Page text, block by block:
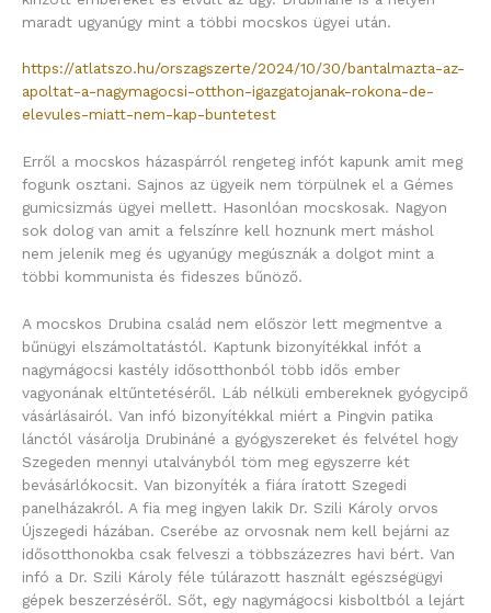
maradt ugyanúgy mint a többi mocskos ügyei után.
https://atlatszo.hu/orszagszerte/2024/10/30/bantalmazta-az-
apoltat-a-nagymagocsi-otthon-igazgatojanak-rokona-de-
elevules-miatt-nem-kap-buntetest
Erről a mocskos házaspárról rengeteg infót kapunk amit meg
fogunk osztani. Sajnos az ügyeik nem törpülnek el a Gémes
gumicsizmás ügyei mellett. Hasonlóan mocskosak. Nagyon
sok dolog van amit a felszínre kell hoznunk mert máshol
nem jelenik meg és ugyanúgy megúsznák a dolgot mint a
többi kommunista és fideszes bűnöző.
A mocskos Drubina család nem először lett megmentve a
bűnügyi elszámoltatástól. Kaptunk bizonyítékkal infót a
nagymágocsi kastély idősotthonból több idős ember
vagyonának eltűntetéséről. Láb nélküli embereknek gyógycipő
vásárlásairól. Van infó bizonyítékkal miért a Pingvin patika
lánctól vásárolja Drubináné a gyógyszereket és felvétel hogy
Szegeden mennyi utalványból töm meg egyszerre két
bevásárlókocsit. Van bizonyíték a fiára íratott Szegedi
panelházakról. A fia meg ingyen lakik Dr. Szili Károly orvos
Újszegedi házában. Cserébe az orvosnak nem kell bejárni az
idősotthonokba csak felveszi a többszázezres havi bért. Van
infó a Dr. Szili Károly féle túlárazott használt egészségügyi
gépek beszerzéséről. Sőt, egy nagymágocsi kisboltból a lejárt